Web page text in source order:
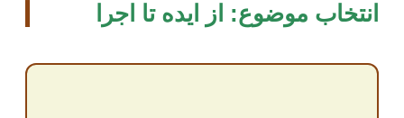
انتخاب موضوع: از ایده تا اجرا